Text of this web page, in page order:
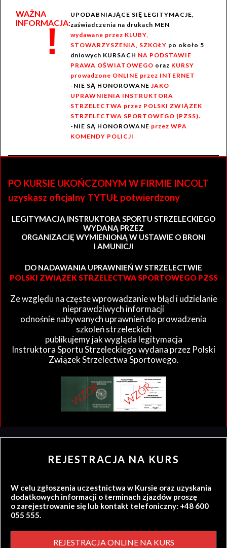
WAŻNA
INFORMACJA:
!
UPODABNIAJĄCE SIĘ LEGITYMACJE,
zaświadczenia na drukach MEN
wydawane przez KLUBY,
STOWARZYSZENIA, SZKOŁY po około 5
dniowych KURSACH NA PODSTAWIE
PRAWA OŚWIATOWEGO oraz KURSY
prowadzone ONLINE przez INTERNET
-NIE SĄ HONOROWANE JAKO
UPRAWNIENIA INSTRUKTORA
STRZELECTWA przez POLSKI ZWIĄZEK
STRZELECTWA SPORTOWEGO (PZSS).
-NIE SĄ HONOROWANE przez WPA
KOMENDY POLICJI
PO KURSIE UKOŃCZONYM W FIRMIE INCOLT
uzyskasz oficjalny TYTUŁ potwierdzony
LEGITYMACJĄ INSTRUKTORA SPORTU STRZELECKIEGO
WYDANĄ PRZEZ
ORGANIZACJĘ WYMIENIONĄ W USTAWIE O BRONI
I AMUNICJI
DO NADAWANIA UPRAWNIEŃ W STRZELECTWIE
POLSKI ZWIĄZEK STRZELECTWA SPORTOWEGO PZSS
Ze względu na częste wprowadzanie w błąd i udzielanie
nieprawdziwych informacji
odnośnie nabywanych uprawnień do prowadzenia
szkoleń strzeleckich
publikujemy jak wygląda legitymacja
Instruktora Sportu Strzeleckiego wydana przez Polski
Związek Strzelectwa Sportowego.
REJESTRACJA NA KURS
W celu zgłoszenia uczestnictwa w Kursie oraz uzyskania
dodatkowych informacji o terminach zjazdów proszę
o zarejestrowanie się lub kontakt telefoniczny: +48 600
055 555.
REJESTRACJA ONLINE NA KURS